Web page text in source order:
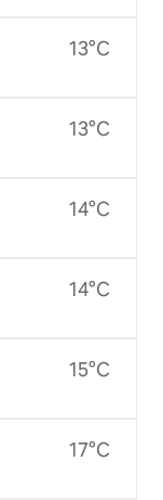
13°C
13°C
14°C
14°C
15°C
17°C